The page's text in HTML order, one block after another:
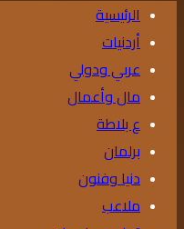
الرئيسية
أردنيات
عربي ودولي
مال وأعمال
ع بلاطة
برلمان
دنيا وفنون
ملاعب